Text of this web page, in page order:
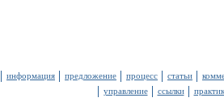
информация предложение процесс статьи
управление
ссылки